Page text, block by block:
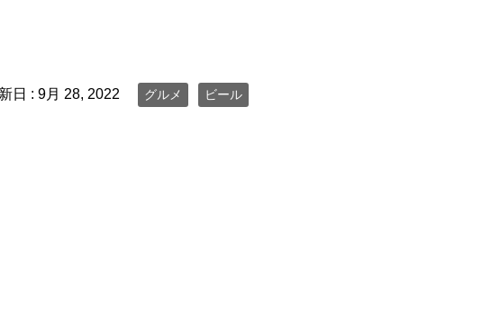
日 : 9月 28, 2022 グルメ ビール